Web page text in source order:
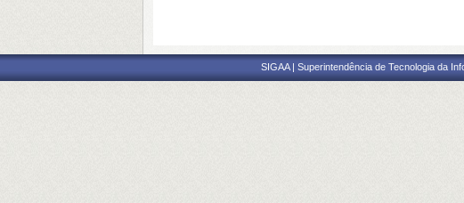
SIGAA | Superintendência de Tecnologia da